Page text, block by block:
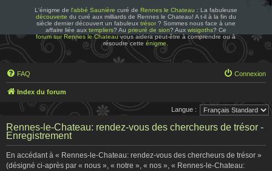
L'énigme de l'abbé Saunière curé de Rennes le Chateau : La fabuleuse
découverte du curé aux milliards de Rennes le Chateau! A t-il à la fin du
siècle dernier découvert un fabuleux trésor? Sommes nous face à une
affaire liée aux templiers? Au prieuré de sion? Aux wisigoths? Ce
forum sur Rennes le Chateauvous aidera peut-être à comprendre ou à
résoudre cetteénigme
FAQ Connexion
Index du forum
Langue :
Rennes-le-Chateau: rendez-vous des chercheurs de trésor -
Enregistrement
En accédant à « Rennes-le-Chateau: rendez-vous des chercheurs de trésor »
(désigné ci-après par « nous », « notre », « nos », « Rennes-le-Chateau: